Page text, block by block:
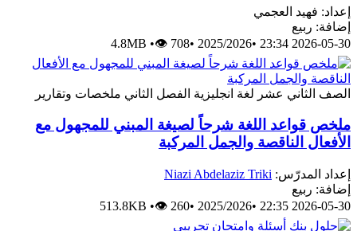
إعداد: فهيد العجمي
إضافة: ربيع
2026-05-30 23:34
•
2025/2026
•
4.8MB •👁 708
الصف الثاني عشر لغة انجليزية الفصل الثاني ملخصات وتقارير
ملخص قواعد اللغة شرحاً لصيغة المبني للمجهول مع
الأفعال الناقصة والجمل المركبة
إعداد المدرّس: Niazi Abdelaziz Triki
إضافة: ربيع
2026-05-30 22:35
•
2025/2026
•
513.8KB •👁 260